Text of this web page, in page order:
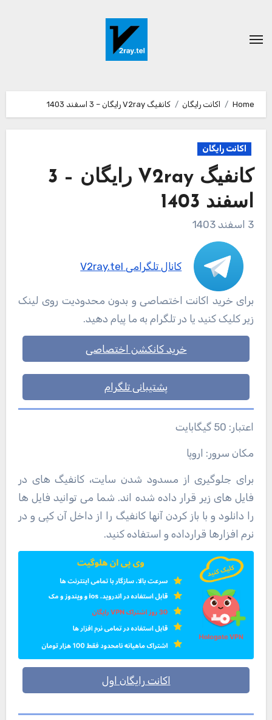
content
Home اکانت رایگان کانفیگ V2ray رایگان – 3 اسفند 1403
اکانت رایگان
کانفیگ V2ray رایگان – 3
اسفند 1403
3 اسفند 1403
کانال تلگرامی V2ray.tel
برای خرید اکانت اختصاصی و بدون محدودیت روی لینک
زیر کلیک کنید یا در تلگرام به ما پیام دهید.
خرید کانکشن اختصاصی
پشتیبانی تلگرام
اعتبار: 50 گیگابایت
مکان سرور: اروپا
برای جلوگیری از مسدود شدن سایت، کانفیگ های در
فایل های زیر قرار داده شده اند. شما می توانید فایل ها
را دانلود و با باز کردن آنها کانفیگ را از داخل آن کپی و در
نرم افزارها قرارداده و استفاده کنید.
اکانت رایگان اول